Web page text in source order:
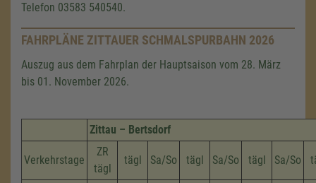
Telefon 03583 540540.
FAHRPLÄNE ZITTAUER SCHMALSPURBAHN 2026
Auszug aus dem Fahrplan der Hauptsaison vom 28. März
bis 01. November 2026.
Zittau – Bertsdorf
Verkehrstage
ZR
tägl
tägl Sa/So tägl Sa/So tägl Sa/So